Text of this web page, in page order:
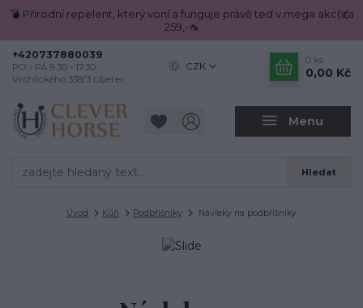
💣 Přírodní repelent, který voní a funguje právě teď v mega akci za
259,-🦟
Menu
CZK
Hledat
+420737880039
PO - PÁ 9.30 - 17.30
Vrchlického 338/3 Liberec
0 ks
0,00 Kč
Úvod Kůň Podbřišníky Návleky na podbřišníky